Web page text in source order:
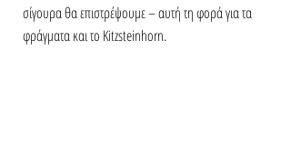
σίγουρα θα επιστρέψουμε – αυτή τη φορά για τα
φράγματα και το Kitzsteinhorn.